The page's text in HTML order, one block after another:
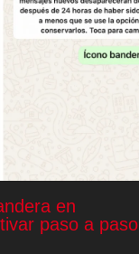
en
paso a paso